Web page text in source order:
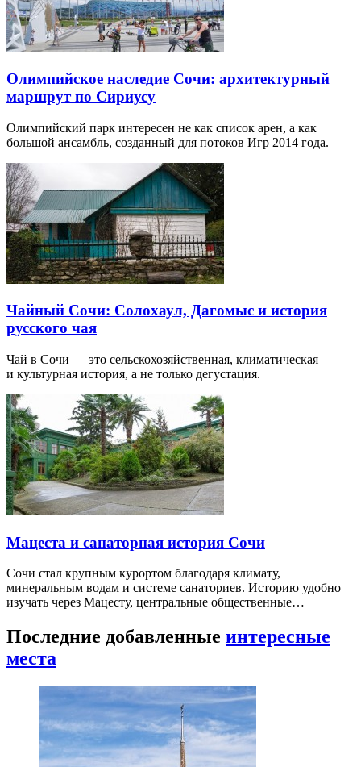
Олимпийское наследие Сочи: архитектурный
маршрут по Сириусу
Олимпийский парк интересен не как список арен, а как
большой ансамбль, созданный для потоков Игр 2014 года.
Чайный Сочи: Солохаул, Дагомыс и история
русского чая
Чай в Сочи — это сельскохозяйственная, климатическая
и культурная история, а не только дегустация.
Мацеста и санаторная история Сочи
Сочи стал крупным курортом благодаря климату,
минеральным водам и системе санаториев. Историю удобно
изучать через Мацесту, центральные общественные…
Последние добавленные интересные
места